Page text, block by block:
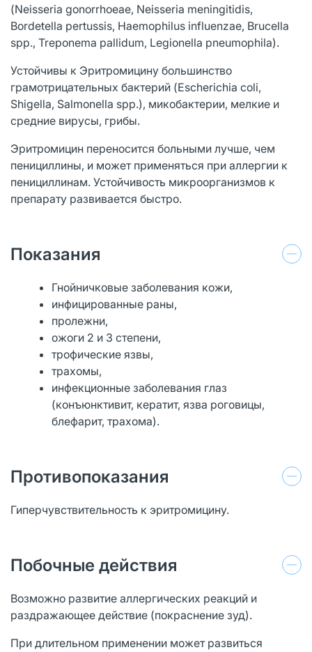
(Neisseria gonorrhoeae, Neisseria meningitidis,
Bordetella pertussis, Haemophilus influenzae, Brucella
spp., Treponema pallidum, Legionella pneumophila).
Устойчивы к Эритромицину большинство
грамотрицательных бактерий (Escherichia coli,
Shigella, Salmonella spp.), микобактерии, мелкие и
средние вирусы, грибы.
Эритромицин переносится больными лучше, чем
пенициллины, и может применяться при аллергии к
пенициллинам. Устойчивость микроорганизмов к
препарату развивается быстро.
Показания
Гнойничковые заболевания кожи,
инфицированные раны,
пролежни,
ожоги 2 и 3 степени,
трофические язвы,
трахомы,
инфекционные заболевания глаз
(конъюнктивит, кератит, язва роговицы,
блефарит, трахома).
Противопоказания
Гиперчувствительность к эритромицину.
Побочные действия
Возможно развитие аллергических реакций и
раздражающее действие (покраснение зуд).
При длительном применении может развиться